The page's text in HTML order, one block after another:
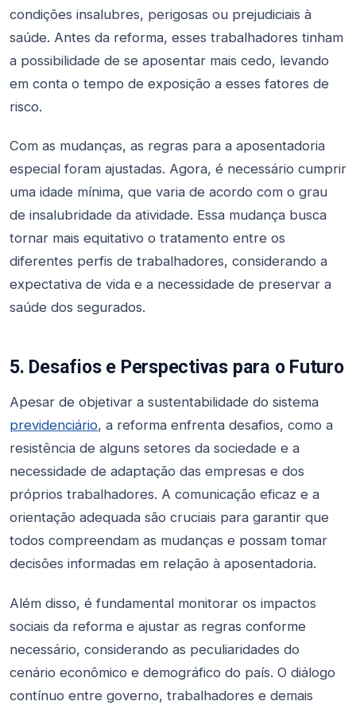
condições insalubres, perigosas ou prejudiciais à
saúde. Antes da reforma, esses trabalhadores tinham
a possibilidade de se aposentar mais cedo, levando
em conta o tempo de exposição a esses fatores de
risco.
Com as mudanças, as regras para a aposentadoria
especial foram ajustadas. Agora, é necessário cumprir
uma idade mínima, que varia de acordo com o grau
de insalubridade da atividade. Essa mudança busca
tornar mais equitativo o tratamento entre os
diferentes perfis de trabalhadores, considerando a
expectativa de vida e a necessidade de preservar a
saúde dos segurados.
5. Desafios e Perspectivas para o Futuro
Apesar de objetivar a sustentabilidade do sistema
previdenciário, a reforma enfrenta desafios, como a
resistência de alguns setores da sociedade e a
necessidade de adaptação das empresas e dos
próprios trabalhadores. A comunicação eficaz e a
orientação adequada são cruciais para garantir que
todos compreendam as mudanças e possam tomar
decisões informadas em relação à aposentadoria.
Além disso, é fundamental monitorar os impactos
sociais da reforma e ajustar as regras conforme
necessário, considerando as peculiaridades do
cenário econômico e demográfico do país. O diálogo
contínuo entre governo, trabalhadores e demais